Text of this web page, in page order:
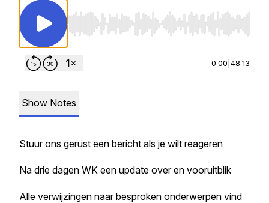
Use Left/Right to seek, Home/End to jump to
0:00 48:13
Show Notes
Stuur ons gerust een bericht als je wilt reageren
Na drie dagen WK een update over en vooruitblik
Alle verwijzingen naar besproken onderwerpen vind